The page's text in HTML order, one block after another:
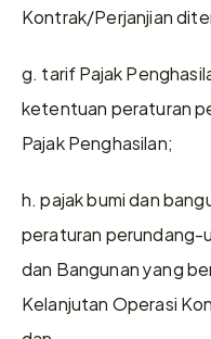
Kontrak/Perjanjian
g. tarif Pajak
ketentuan peraturan
Pajak Penghasilan;
h. pajak bumi dan
peraturan perundang-
dan Bangunan yang
Kelanjutan Operasi